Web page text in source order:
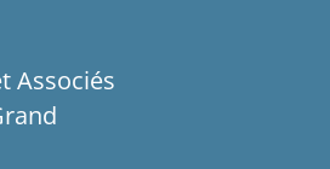
Associés